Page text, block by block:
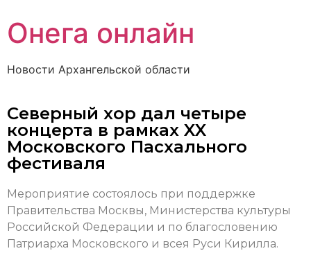
Онега онлайн
Новости Архангельской области
Северный хор дал четыре
концерта в рамках XX
Московского Пасхального
фестиваля
Мероприятие состоялось при поддержке
Правительства Москвы, Министерства культуры
Российской Федерации и по благословению
Патриарха Московского и всея Руси Кирилла.